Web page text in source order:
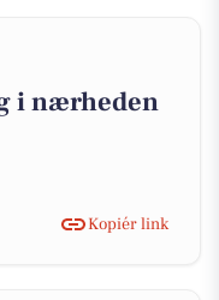
i nærheden
Kopiér link